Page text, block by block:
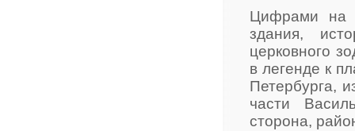
Цифрами на
здания,
церковного
в легенде к
Петербурга,
части
сторона,